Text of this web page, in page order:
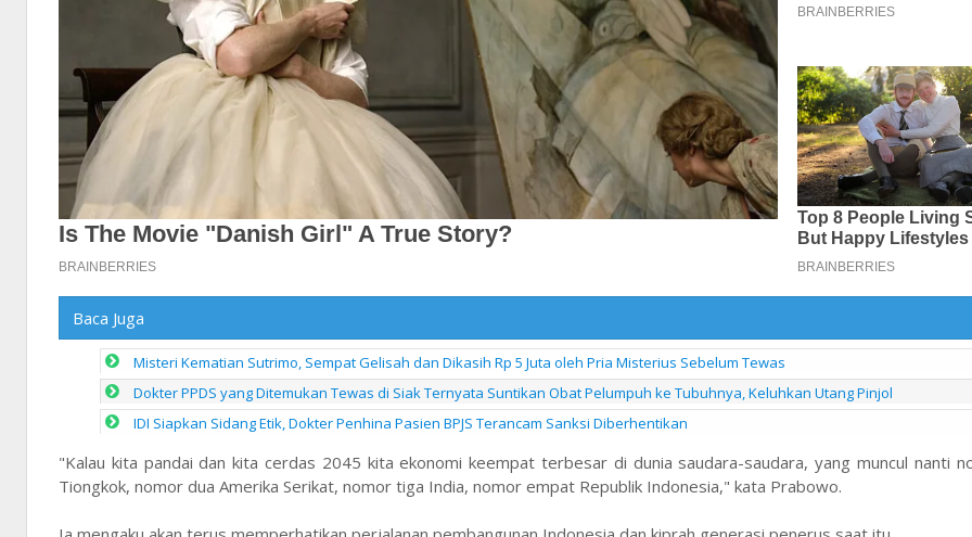
Baca Juga
Misteri Kematian Sutrimo, Sempat Gelisah dan Dikasih Rp 5 Juta oleh Pria Misterius Sebelum Tewas
Dokter PPDS yang Ditemukan Tewas di Siak Ternyata Suntikan Obat Pelumpuh ke Tubuhnya, Keluhkan Utang Pinjol
IDI Siapkan Sidang Etik, Dokter Penhina Pasien BPJS Terancam Sanksi Diberhentikan
"Kalau kita pandai dan kita cerdas 2045 kita ekonomi keempat terbesar di dunia saudara-saudara, yang muncul nanti
Tiongkok, nomor dua Amerika Serikat, nomor tiga India, nomor empat Republik Indonesia," kata Prabowo.